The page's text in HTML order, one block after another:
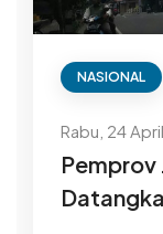
NASIONAL
Rabu, 24